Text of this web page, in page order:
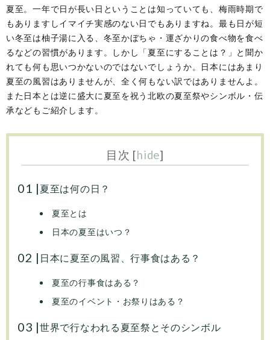
夏至。一年で日が長い日ということは知っていても、梅雨時期で
もありますしイマイチ実感のない日でもありますね。最も日が短
い冬至は柚子湯に入る、冬至かぼちゃ・運ざかりの食べ物を食べ
るなどの習慣があります。しかし「夏至にすることは？」と聞か
れても何も思いつかないのではないでしょうか。日本にはあまり
夏至の風習はありませんが、全く何もない訳ではありませんよ。
また日本とは逆に盛大に夏至を祝う北欧の夏至祭やシンボル・伝
承などもご紹介します。
目次 [hide]
夏至は何の日？
夏至とは
日本の夏至はいつ？
日本に夏至の風習、行事食はある？
夏至の行事食はある？
夏至のイベント・お祭りはある？
世界で行なわれる夏至祭とそのシンボル